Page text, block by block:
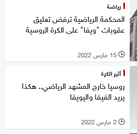
رياضة
المحكمة الرياضية ترفض تعليق
عقوبات "ويفا" على الكرة الروسية
l 15 مارس 2022
أثير الكرة
روسيا خارج المشهد الرياضي.. هكذا
يريد الفيفا واليويفا
l 2 مارس 2022